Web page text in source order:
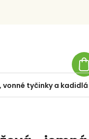
vonné tyčinky a kadidlá